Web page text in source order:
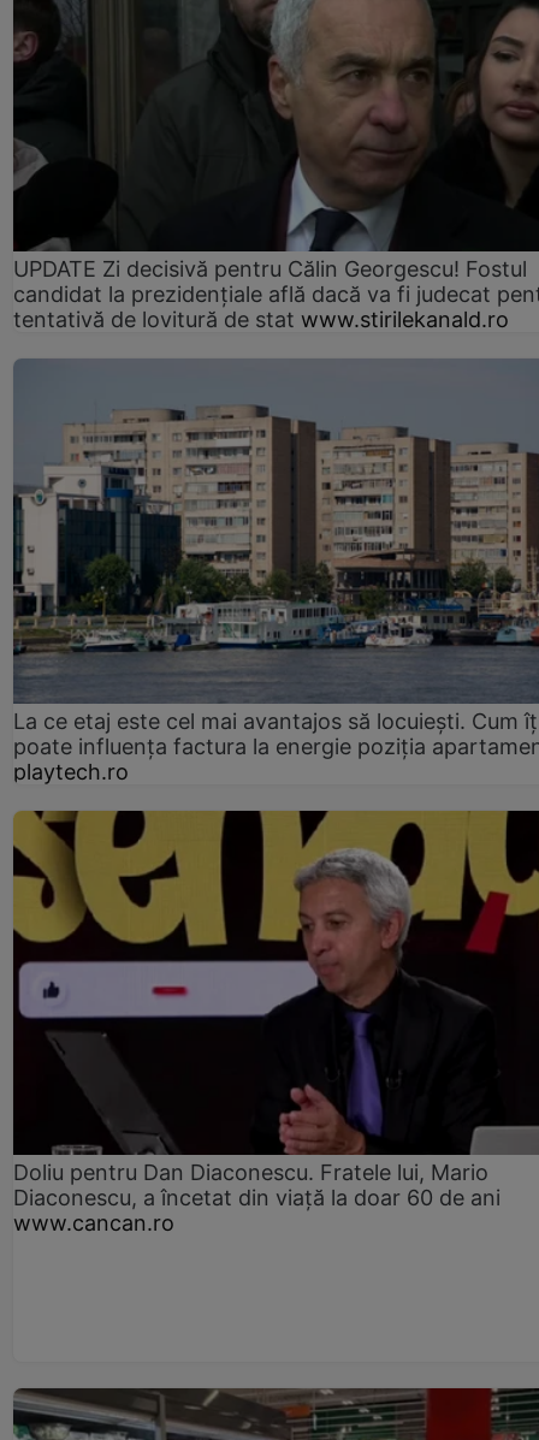
UPDATE Zi decisivă pentru Călin Georgescu! Fostul
candidat la prezidențiale află dacă va fi judecat
tentativă de lovitură de stat www.stirilekanald.ro
La ce etaj este cel mai avantajos să locuiești. Cum
poate influența factura la energie poziția
playtech.ro
Doliu pentru Dan Diaconescu. Fratele lui, Mario
Diaconescu, a încetat din viață la doar 60 de ani
www.cancan.ro